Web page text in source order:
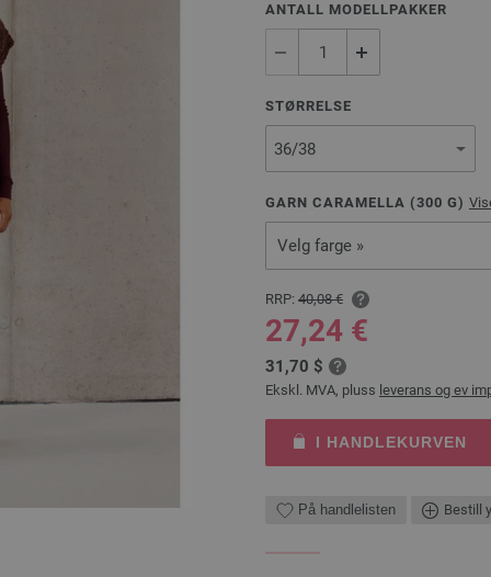
ANTALL MODELLPAKKER
STØRRELSE
GARN CARAMELLA (300 G)
Velg farge »
RRP: 40,08 €
27,24 €
31,70 $
Ekskl. MVA, pluss leverans og ev
I HANDLEKURVEN
På handlelisten Bestill